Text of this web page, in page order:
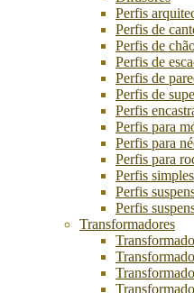
Perfis
Perfis de
Perfis de
Perfis de
Perfis de
Perfis de
Perfis
Perfis para
Perfis para
Perfis para
Perfis simples
Perfis
Perfis
Transformadores